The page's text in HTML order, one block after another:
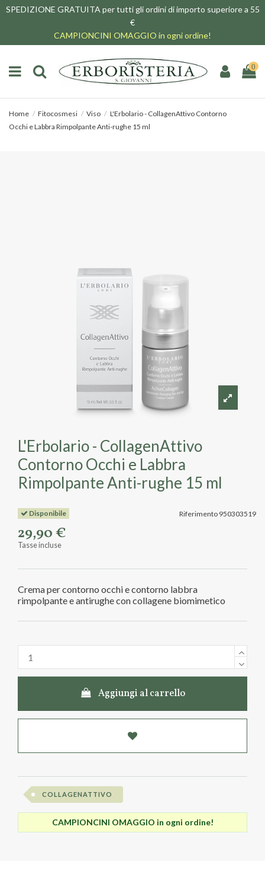
SPEDIZIONE GRATUITA per tutti gli ordini di importo superiore a 55
€
CAMPIONCINI OMAGGIO in ogni ordine!
0
Home Fitocosmesi Viso
L'Erbolario - CollagenAttivo Contorno
Occhi e Labbra Rimpolpante Anti-rughe 15 ml
L'Erbolario - CollagenAttivo
Contorno Occhi e Labbra
Rimpolpante Anti-rughe 15 ml
Riferimento 950303519
Disponibile
29,90 €
Tasse incluse
Crema per contorno occhi e contorno labbra
rimpolpante e antirughe con collagene biomimetico
Aggiungi al carrello
COLLAGENATTIVO
CAMPIONCINI OMAGGIO in ogni ordine!